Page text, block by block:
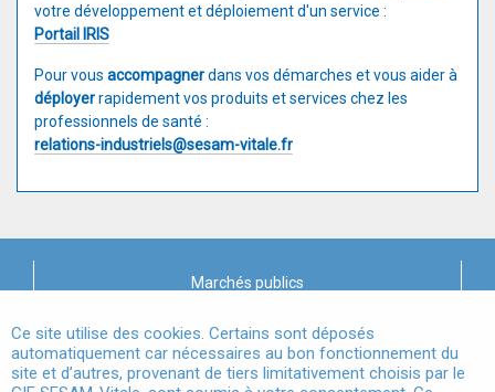
votre développement et déploiement d'un service :
Portail IRIS
Pour vous accompagnerdans vos démarches et vous aider à
déployerrapidement vos produits et services chez les
professionnels de santé :
relations-industriels@sesam-vitale.fr
Marchés publics
Mentions légales
Conditions Générales d'Utilisation
Ce site utilise des cookies. Certains sont déposés
automatiquement car nécessaires au bon fonctionnement du
site et d’autres, provenant de tiers limitativement choisis par le